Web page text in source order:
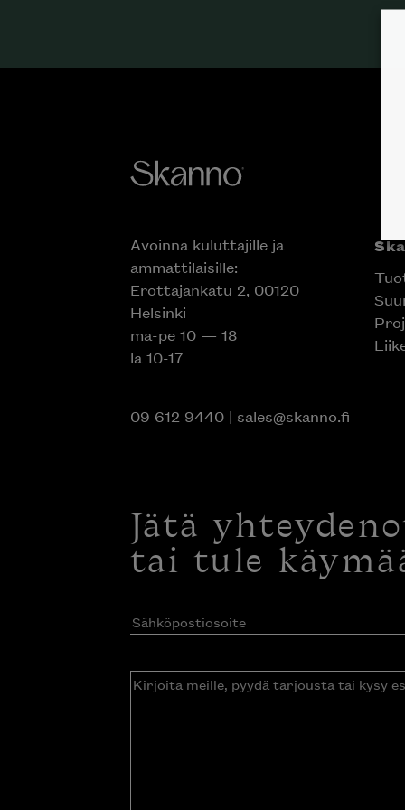
Avoinna kuluttajille ja
ammattilaisille:
Erottajankatu 2, 00120
Helsinki
ma-pe 10 — 18
la 10-17
09 612 9440|
Jätä
tai tule
Sähköpostiosoite(Pakollinen)
Kirjoita
Inspiroidu